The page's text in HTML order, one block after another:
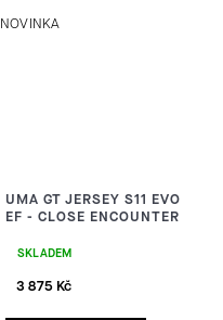
NOVINKA
UMA GT JERSEY S11 EVO
EF - CLOSE ENCOUNTER
SKLADEM
3 875 Kč